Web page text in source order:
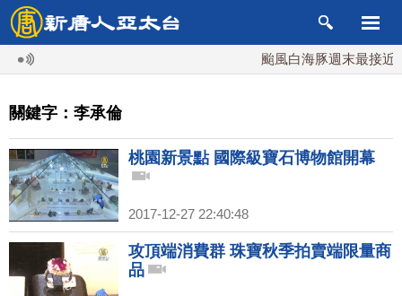
颱風白海豚週末最接近
關鍵字：李承倫
桃園新景點 國際級寶石博物館開幕
2017-12-27 22:40:48
攻頂端消費群 珠寶秋季拍賣端限量商
品